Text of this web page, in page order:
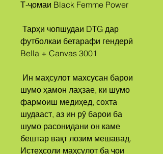
Т-ҷомаи Black Femme Power
футболкаи бетарафи гендерӣ
Bella + Canvas 3001
шумо ҳамон лаҳзае, ки шумо
фармоиш медиҳед, сохта
шудааст, аз ин рӯ барои ба
шумо расонидани он каме
бештар вақт лозим мешавад.
Истеҳсоли маҳсулот ба ҷои